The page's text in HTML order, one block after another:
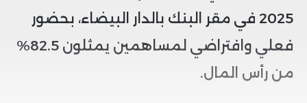
2025 في مقر البنك بالدار البيضاء، بحضور
فعلي وافتراضي لمساهمين يمثلون 82.5%
من رأس المال.